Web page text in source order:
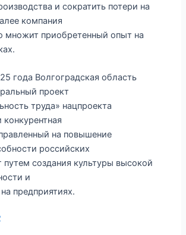
и сократить потери на
компания
множит приобретенный опыт на
года Волгоградская область
проект
труда» нацпроекта
на повышение
российских
путем создания культуры высокой
и
предприятиях.